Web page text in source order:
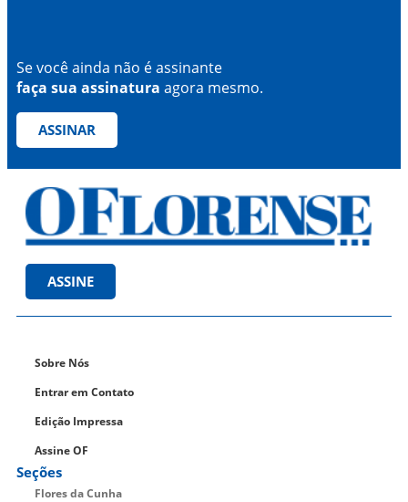
Se você ainda não é assinante
faça sua assinatura agora mesmo.
ASSINAR
ASSINE
Sobre Nós
Entrar em Contato
Edição Impressa
Assine OF
Seções
Flores da Cunha